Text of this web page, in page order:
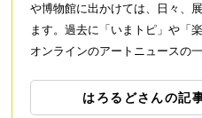
や博物館に出かけては、日々、
ます。過去に「いまトピ」や「
オンラインのアートニュースの
はろるどさんの記